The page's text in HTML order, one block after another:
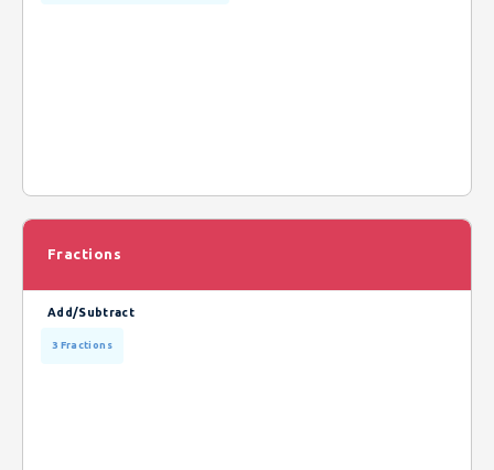
Fractions
Add/Subtract
3 Fractions